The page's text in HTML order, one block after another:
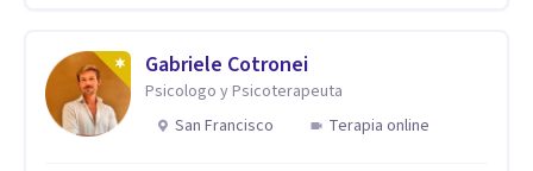
Gabriele Cotronei
Psicologo y Psicoterapeuta
San Francisco
Terapia online